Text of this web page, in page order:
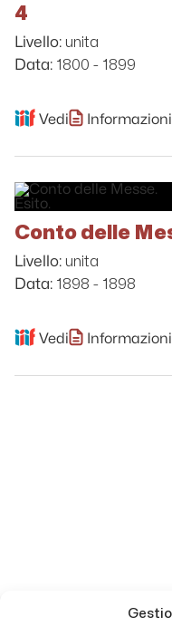
4
Livello: unita
Data: 1800 - 1899
Vedi
Conto delle
Livello: unita
Data: 1898 - 1898
Vedi